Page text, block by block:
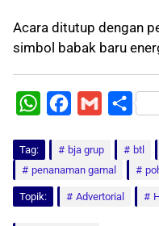
Acara ditutup dengan
simbol babak baru
W
t
s
c
e
b
a
i
l
S
a
r
Tag: bja grup btl
penanaman gamal
Topik: Advertorial